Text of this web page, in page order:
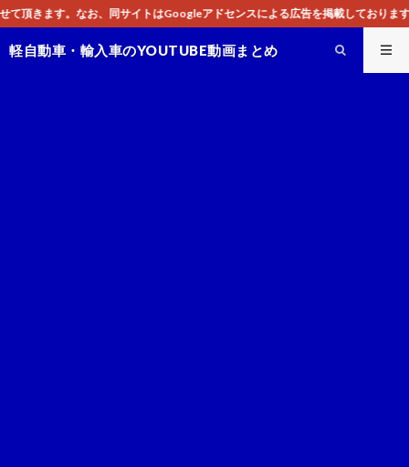
トはGoogleアドセンスによる広告を掲載しております。
軽自動車・輸入車のYOUTUBE動画まとめ